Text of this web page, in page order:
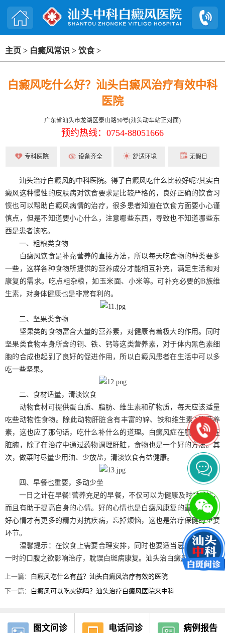
主页 > 白癜风常识 > 饮食>
白癜风吃什么好？汕头白癜风治疗有效中科
医院
广东省汕头市龙湖区泰山路50号(汕头动车站正对面)
预约热线：0754-88051666
专科医院 设备齐全 舒适环境 无假日
汕头治疗白癜风的中科医院。得了白癜风吃什么比较好呢?其实白
癜风这种慢性的皮肤病对饮食要求是比较严格的，良好正确的饮食习
惯也可以帮助白癜风病情的治疗，很多患者知道在饮食方面要小心谨
慎点，但是不知道要小心什么，注意哪些东西，导致也不知道哪些东
西是患者该吃。
一、粗粮类食物
白癜风饮食是补充营养的直接方法，所以每天吃食物的种类要多
一些，这样各种食物所提供的营养成分才能相互补充，满足生活和对
康复的需求。吃点粗杂粮，如玉米面、小米等。可补充必要的B族维
生素，对身体健康也是非常有利的。
二、坚果类食物
坚果类的食物富含大量的营养素，对健康有着极大的作用。同时
坚果类食物本身所含的铜、铁、钙等这类营养素，对于体内黑色素细
胞的合成也起到了良好的促进作用，所以白癜风患者在生活中可以多
吃一些坚果。
二、食材适量，清淡饮食
动物食材可提供蛋白质、脂肪、维生素和矿物质，每天应该适量
吃些动物性食物。除此动物肝脏含有丰富的锌、铁和维生素A等营养
素，这也应了那句话，吃什么补什么的道理。白癜风症在肌肤，根在
脏腑，除了在治疗中通过药物调理肝脏，食物也是一个好的方法。其
次，做菜时尽量少用油、少放盐，清淡饮食有益健康。
四、早餐也重要，多动少坐
一日之计在早餐!营养充足的早餐，不仅可以为健康及时“加油”，
而且有助于提高自身的心情。好的心情也是白癜风康复的重要因素，
好心情才有更多的精力对抗疾病，忘掉烦恼，这也是治疗保健的重要
环节。
温馨提示：在饮食上需要合理安排，同时也要适当忌口，切勿因
一时的口腹之欲影响治疗，耽误白斑病康复。汕头治白癜风选择中科
上一篇： 白癜风吃什么有益？汕头白癜风治疗有效的医院
下一篇： 白癜风可以吃火锅吗？汕头治疗白癜风医院来中科
图文问诊 电话问诊 病例报告